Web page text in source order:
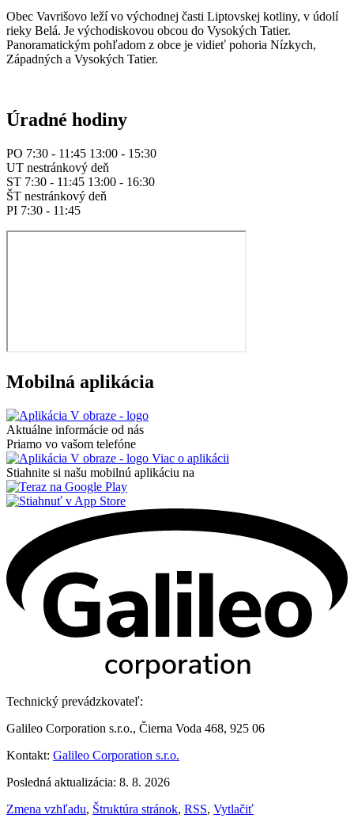
Obec Vavrišovo leží vo východnej časti Liptovskej kotliny, v údolí
rieky Belá. Je východiskovou obcou do Vysokých Tatier.
Panoramatickým pohľadom z obce je vidieť pohoria Nízkych,
Západných a Vysokých Tatier.
Úradné hodiny
PO 7:30 - 11:45 13:00 - 15:30
UT nestránkový deň
ST 7:30 - 11:45 13:00 - 16:30
ŠT nestránkový deň
PI 7:30 - 11:45
Mobilná aplikácia
Aktuálne informácie od nás
Priamo vo vašom telefóne
Viac o aplikácii
Stiahnite si našu mobilnú aplikáciu na
Technický prevádzkovateľ:
Galileo Corporation s.r.o., Čierna Voda 468, 925 06
Kontakt: Galileo Corporation s.r.o.
Posledná aktualizácia: 8. 8. 2026
Zmena vzhľadu, Štruktúra stránok, RSS, Vytlačiť